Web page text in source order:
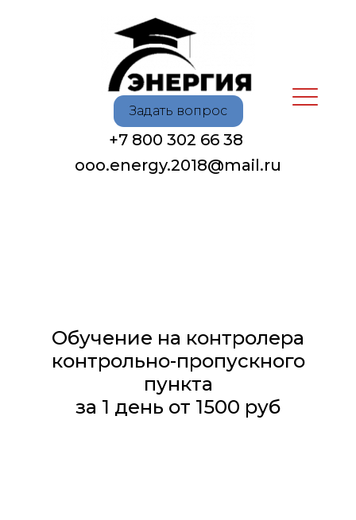
Задать вопрос
+7 800 302 66 38
oоo.energy.2018@mail.ru
Обучение на контролера
контрольно-пропускного
пункта
за 1 день от 1500 руб